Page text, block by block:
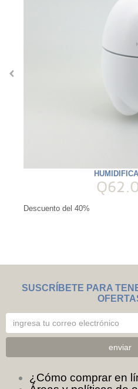
Descuento del 40%
‹
SUSCRÍBETE PARA
¿Cómo comprar en